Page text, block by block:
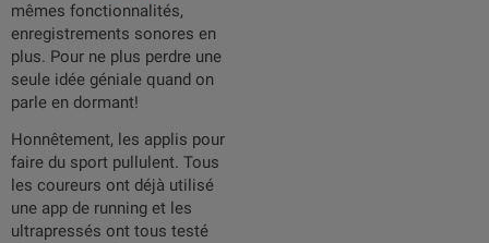
mêmes fonctionnalités,
enregistrements sonores en
plus. Pour ne plus perdre une
seule idée géniale quand on
parle en dormant!
Honnêtement, les applis pour
faire du sport pullulent. Tous
les coureurs ont déjà utilisé
une app de running et les
ultrapressés ont tous testé